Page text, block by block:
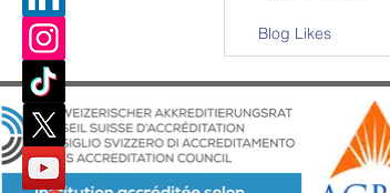
Blog Likes